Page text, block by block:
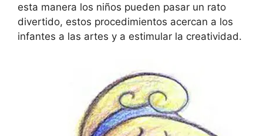
esta manera los niños pueden pasar un rato
divertido, estos procedimientos acercan a los
infantes a las artes y a estimular la creatividad.